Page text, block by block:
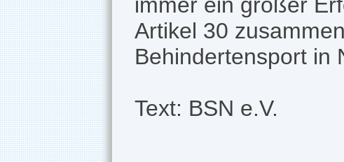
immer ein großer
Artikel 30
Behindertensport in
Text: BSN e.V.